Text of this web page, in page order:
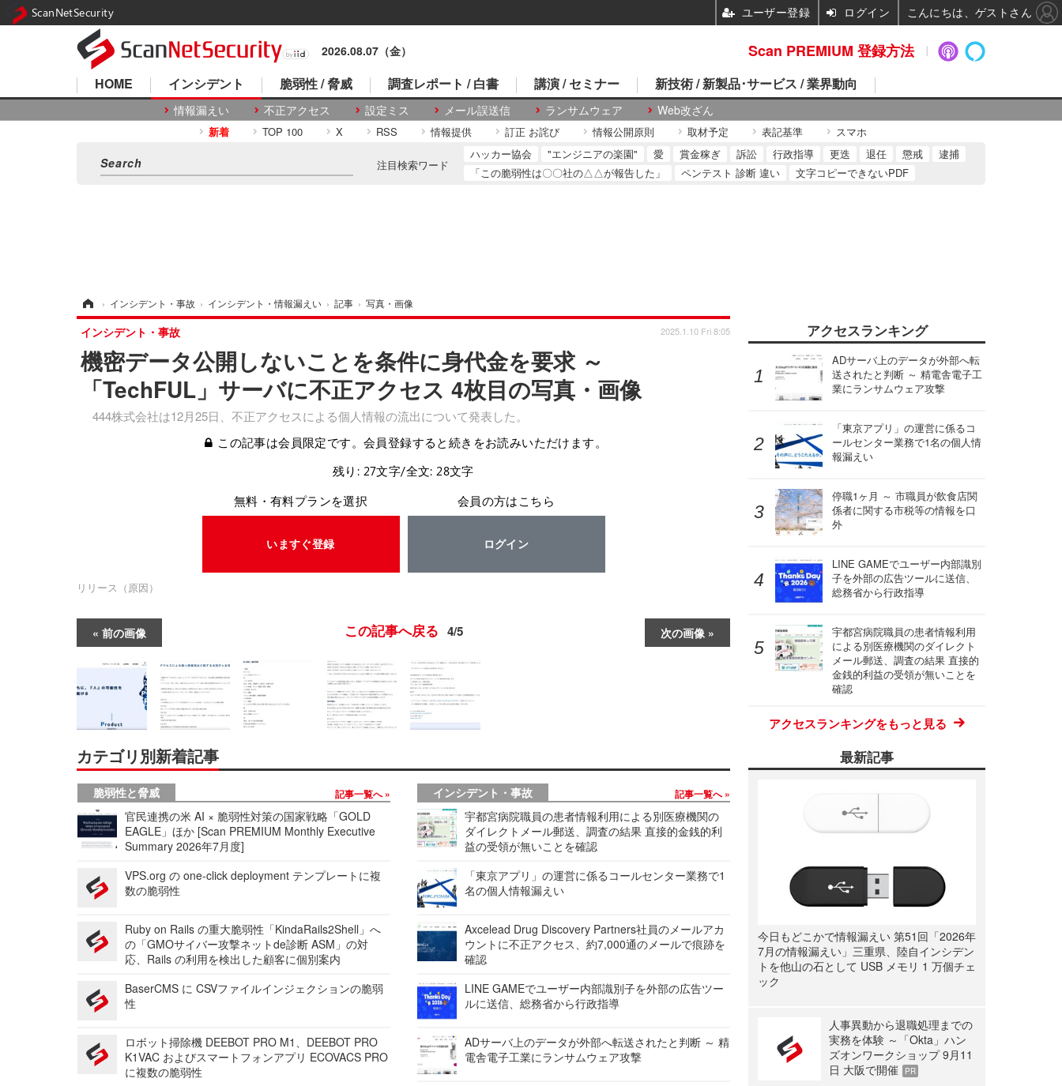
2026.08.07（金）
HOME インシデント
情報漏えい 不正アクセス 設定ミス メール誤送信 ランサムウェア Web改ざん
脆弱性 / 脅威 調査レポート / 白書 講演 / セミナー 新技術 / 新製品･サービス / 業界動向
新着 TOP 100 X RSS 情報提供 訂正 お詫び 情報公開原則 取材予定 表記基準 スマホ
注目検索ワード
ハッカー協会 "エンジニアの楽園" 愛 賞金稼ぎ 訴訟 行政指導 更迭 退任 懲戒
逮捕
「この脆弱性は〇〇社の△△が報告した」
ペンテスト 診断 違い 文字コピーできないPDF
› インシデント・事故 › インシデント・情報漏えい › 記事 › 写真・画像
機密データ公開しないことを条件に身代金を要求 ～
「TechFUL」サーバに不正アクセス 4枚目の写真・画像
444株式会社は12月25日、不正アクセスによる個人情報の流出について発表した。
インシデント・事故 2025.1.10 Fri 8:05
この記事は会員限定です。会員登録すると続きをお読みいただけます。
残り: 27文字/全文: 28文字
無料・有料プランを選択
いますぐ登録
会員の方はこちら
ログイン
リリース（原因）
前の画像 次の画像
この記事へ戻る 4/5
カテゴリ別新着記事
脆弱性と脅威 記事一覧へ
官民連携の米 AI × 脆弱性対策の国家戦略「GOLD
EAGLE」ほか [Scan PREMIUM Monthly Executive
Summary 2026年7月度]
VPS.org の one-click deployment テンプレートに複
数の脆弱性
Ruby on Rails の重大脆弱性「KindaRails2Shell」へ
の「GMOサイバー攻撃ネットde診断 ASM」の対
応、Rails の利用を検出した顧客に個別案内
BaserCMS に CSVファイルインジェクションの脆弱
性
ロボット掃除機 DEEBOT PRO M1、DEEBOT PRO
K1VAC およびスマートフォンアプリ ECOVACS PRO
に複数の脆弱性
インシデント・事故 記事一覧へ
宇都宮病院職員の患者情報利用による別医療機関の
ダイレクトメール郵送、調査の結果 直接的金銭的利
益の受領が無いことを確認
「東京アプリ」の運営に係るコールセンター業務で1
名の個人情報漏えい
Axcelead Drug Discovery Partners社員のメールアカ
ウントに不正アクセス、約7,000通のメールで痕跡を
確認
LINE GAMEでユーザー内部識別子を外部の広告ツー
ルに送信、総務省から行政指導
ADサーバ上のデータが外部へ転送されたと判断 ～ 精
電舎電子工業にランサムウェア攻撃
アクセスランキング
ADサーバ上のデータが外部へ転
送されたと判断 ～ 精電舎電子工
業にランサムウェア攻撃
「東京アプリ」の運営に係るコ
ールセンター業務で1名の個人情
報漏えい
停職1ヶ月 ～ 市職員が飲食店関
係者に関する市税等の情報を口
外
LINE GAMEでユーザー内部識別
子を外部の広告ツールに送信、
総務省から行政指導
宇都宮病院職員の患者情報利用
による別医療機関のダイレクト
メール郵送、調査の結果 直接的
金銭的利益の受領が無いことを
確認
アクセスランキングをもっと見る
最新記事
今日もどこかで情報漏えい 第51回「2026年
7月の情報漏えい」三重県、陸自インシデン
トを他山の石として USB メモリ 1 万個チェ
ック
人事異動から退職処理までの
実務を体験 ～「Okta」ハン
ズオンワークショップ 9月11
日 大阪で開催
PR
Scan PREMIUM 登録方法
ScanNetSecurity ユーザー登録 ログイン こんにちは、ゲストさん